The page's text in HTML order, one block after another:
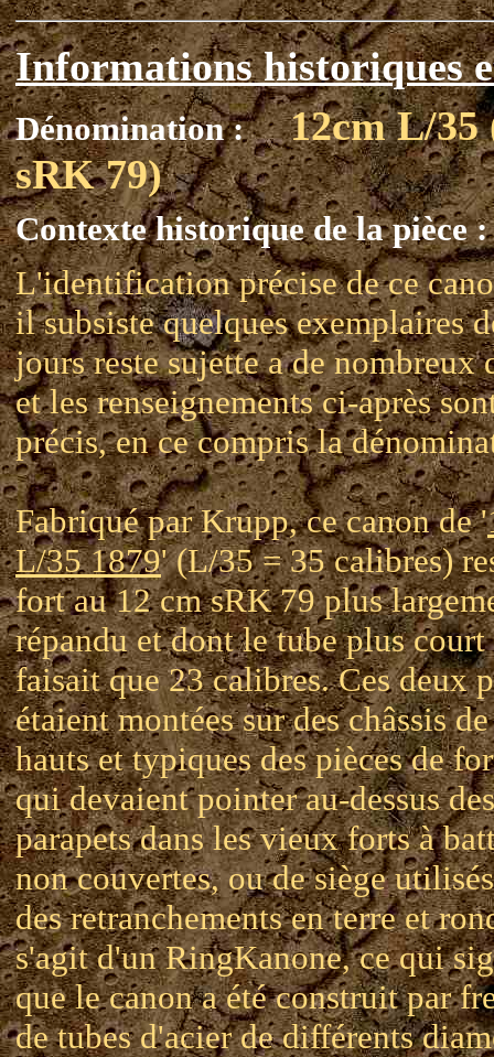
Informations historiques
Dénomination :
12cm L/35
sRK 79)
Contexte historique de la pièce :
L'identification précise de ce
il subsiste quelques exemplaires
jours reste sujette a de nombreux
et les renseignements ci-après
précis, en ce compris la
Fabriqué par Krupp, ce canon de '
L/35 1879' (L/35 = 35 calibres)
fort au 12 cm sRK 79 plus
répandu et dont le tube plus court
faisait que 23 calibres. Ces deux
étaient montées sur des châssis
hauts et typiques des pièces de
qui devaient pointer au-dessus des
parapets dans les vieux forts à
non couvertes, ou de siège
des retranchements en terre et
s'agit d'un RingKanone, ce qui
que le canon a été construit par
de tubes d'acier de différents